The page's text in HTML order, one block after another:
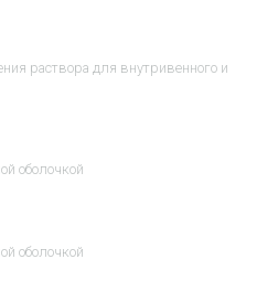
раствора для внутривенного и
оболочкой
оболочкой